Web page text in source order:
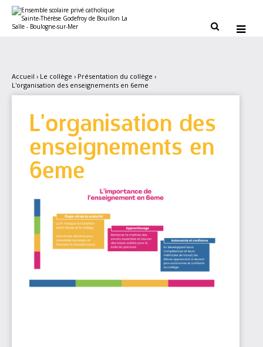
contenu.
personnels
 
Accueil › Le collège › Présentation du collège ›
L'organisation des enseignements en 6eme
L'organisation des
enseignements en
6eme